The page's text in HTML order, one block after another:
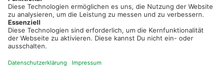
Registriere dich kostenlos!
einfach und bequem!